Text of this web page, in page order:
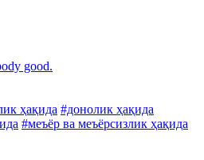
good.
ҳақида #донолик ҳақида
#меъёр ва меъёрсизлик ҳақида